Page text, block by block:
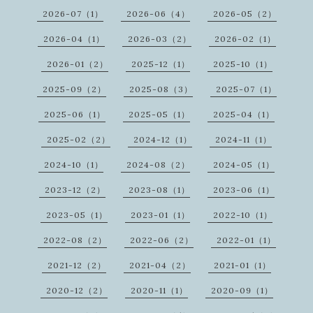
2026-07（1） 2026-06（4） 2026-05（2）
2026-04（1） 2026-03（2） 2026-02（1）
2026-01（2） 2025-12（1） 2025-10（1）
2025-09（2） 2025-08（3） 2025-07（1）
2025-06（1） 2025-05（1） 2025-04（1）
2025-02（2） 2024-12（1） 2024-11（1）
2024-10（1） 2024-08（2） 2024-05（1）
2023-12（2） 2023-08（1） 2023-06（1）
2023-05（1） 2023-01（1） 2022-10（1）
2022-08（2） 2022-06（2） 2022-01（1）
2021-12（2） 2021-04（2） 2021-01（1）
2020-12（2） 2020-11（1） 2020-09（1）